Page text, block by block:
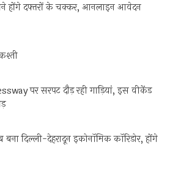
होंगे दफ्तरों के चक्कर, आनलाइन आवेदन
पर सरपट दौड़ रही गाड़ियां, इस वीकेंड
बना दिल्ली-देहरादून इकोनॉमिक कॉरिडोर, होंगे